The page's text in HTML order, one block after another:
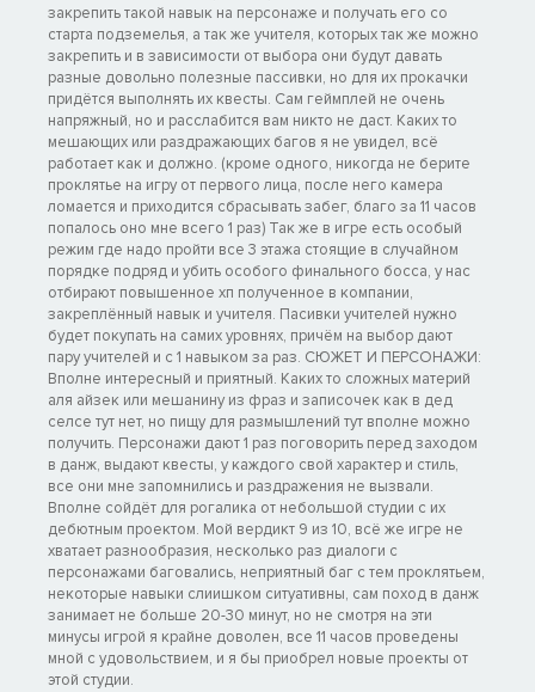
закрепить такой навык на персонаже и получать его со
старта подземелья, а так же учителя, которых так же можно
закрепить и в зависимости от выбора они будут давать
разные довольно полезные пассивки, но для их прокачки
придётся выполнять их квесты. Сам геймплей не очень
напряжный, но и расслабится вам никто не даст. Каких то
мешающих или раздражающих багов я не увидел, всё
работает как и должно. (кроме одного, никогда не берите
проклятье на игру от первого лица, после него камера
ломается и приходится сбрасывать забег, благо за 11 часов
попалось оно мне всего 1 раз) Так же в игре есть особый
режим где надо пройти все 3 этажа стоящие в случайном
порядке подряд и убить особого финального босса, у нас
отбирают повышенное хп полученное в компании,
закреплённый навык и учителя. Пасивки учителей нужно
будет покупать на самих уровнях, причём на выбор дают
пару учителей и с 1 навыком за раз. СЮЖЕТ И ПЕРСОНАЖИ:
Вполне интересный и приятный. Каких то сложных материй
аля айзек или мешанину из фраз и записочек как в дед
селсе тут нет, но пищу для размышлений тут вполне можно
получить. Персонажи дают 1 раз поговорить перед заходом
в данж, выдают квесты, у каждого свой характер и стиль,
все они мне запомнились и раздражения не вызвали.
Вполне сойдёт для рогалика от небольшой студии с их
дебютным проектом. Мой вердикт 9 из 10, всё же игре не
хватает разнообразия, несколько раз диалоги с
персонажами баговались, неприятный баг с тем проклятьем,
некоторые навыки слиишком ситуативны, сам поход в данж
занимает не больше 20-30 минут, но не смотря на эти
минусы игрой я крайне доволен, все 11 часов проведены
мной с удовольствием, и я бы приобрел новые проекты от
этой студии.